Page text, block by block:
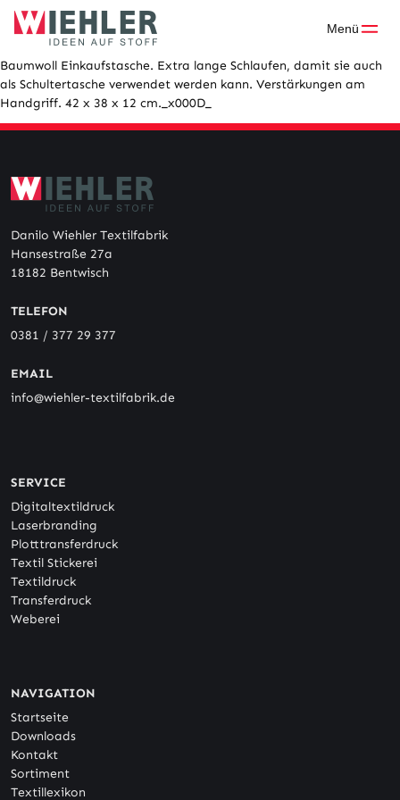
Skip
Menü
Baumwoll Einkaufstasche. Extra lange Schlaufen, damit sie auch
als Schultertasche verwendet werden kann. Verstärkungen am
Handgriff. 42 x 38 x 12 cm._x000D_
Danilo Wiehler Textilfabrik
Hansestraße 27a
18182 Bentwisch
TELEFON
0381 / 377 29 377
EMAIL
info@wiehler-textilfabrik.de
SERVICE
Digitaltextildruck
Laserbranding
Plotttransferdruck
Textil Stickerei
Textildruck
Transferdruck
Weberei
NAVIGATION
Startseite
Downloads
Kontakt
Sortiment
Textillexikon